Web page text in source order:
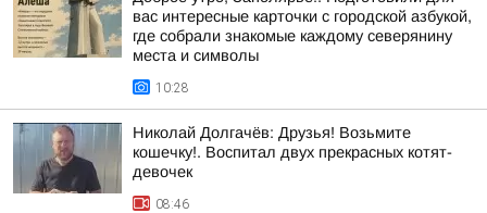
вас интересные карточки с городской азбукой,
где собрали знакомые каждому северянину
места и символы
10:28
Николай Долгачёв: Друзья! Возьмите
кошечку!. Воспитал двух прекрасных котят-
девочек
08:46